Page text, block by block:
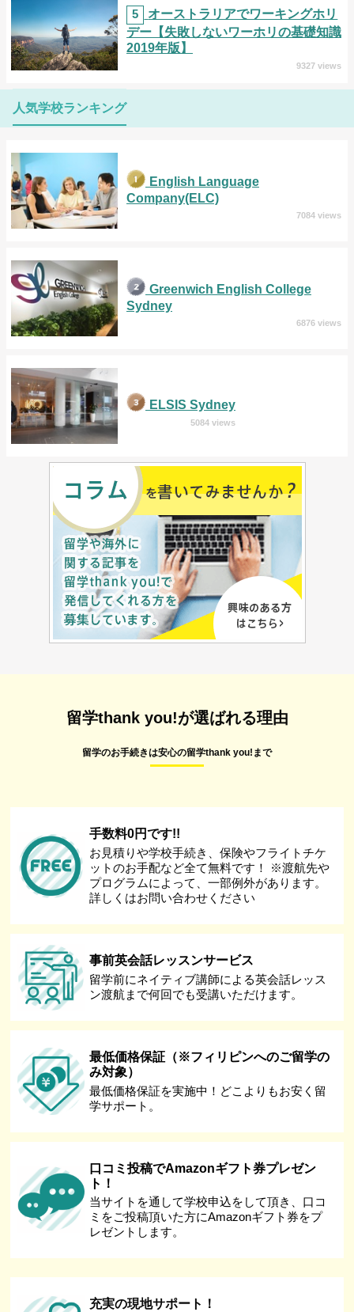
5
オーストラリアでワーキングホリ
デー【失敗しないワーホリの基礎知識
2019年版】
9327 views
人気学校ランキング
English Language
Company(ELC)
7084 views
Greenwich English College
Sydney
6876 views
ELSIS Sydney
5084 views
留学thank you!が選ばれる理由
留学のお手続きは安心の留学thank you!まで
手数料0円です!!
お見積りや学校手続き、保険やフライトチケ
ットのお手配など全て無料です！ ※渡航先や
プログラムによって、一部例外があります。
詳しくはお問い合わせください
事前英会話レッスンサービス
留学前にネイティブ講師による英会話レッス
ン渡航まで何回でも受講いただけます。
最低価格保証（※フィリピンへのご留学の
み対象）
最低価格保証を実施中！どこよりもお安く留
学サポート。
口コミ投稿でAmazonギフト券プレゼン
ト！
当サイトを通して学校申込をして頂き、口コ
ミをご投稿頂いた方にAmazonギフト券をプ
レゼントします。
充実の現地サポート！